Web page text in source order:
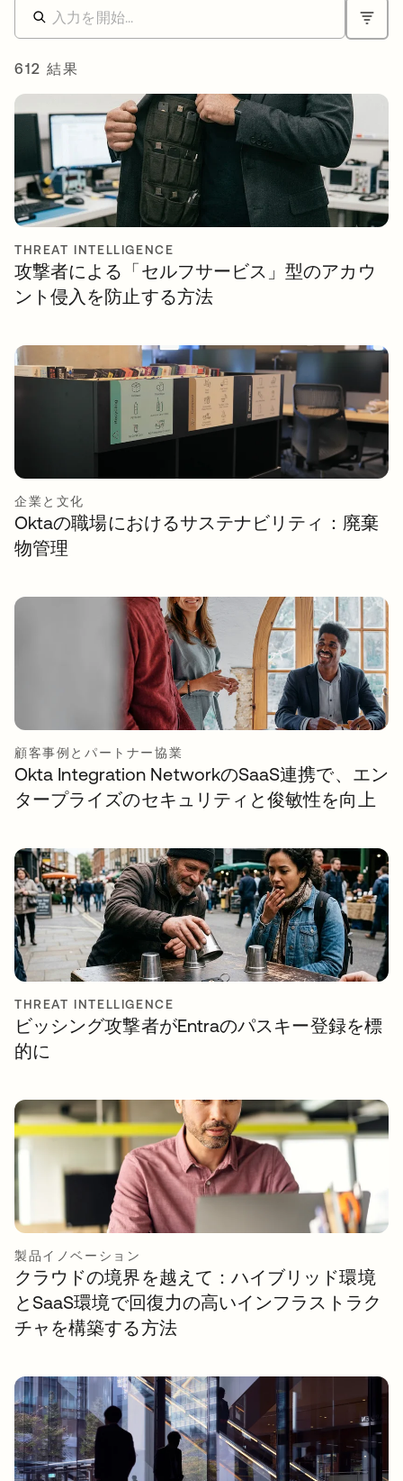
612 結果
THREAT INTELLIGENCE
攻撃者による「セルフサービス」型のアカウ
ント侵入を防止する方法
企業と文化
Oktaの職場におけるサステナビリティ：廃棄
物管理
顧客事例とパートナー協業
Okta Integration NetworkのSaaS連携で、エン
タープライズのセキュリティと俊敏性を向上
THREAT INTELLIGENCE
ビッシング攻撃者がEntraのパスキー登録を標
的に
製品イノベーション
クラウドの境界を越えて：ハイブリッド環境
とSaaS環境で回復力の高いインフラストラク
チャを構築する方法